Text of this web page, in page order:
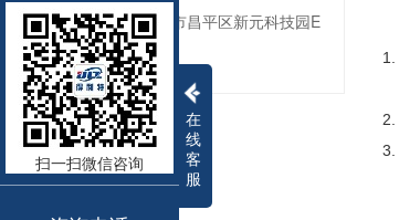
地址：北京市昌平区新元科技园E
座206
在
线
客
服
扫一扫微信咨询